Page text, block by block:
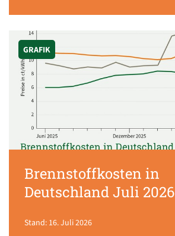
GRAFIK
Brennstoffkosten in
Deutschland Juli 2026
Stand: 16. Juli 2026